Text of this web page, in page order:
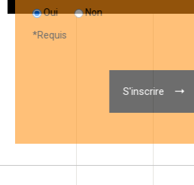
Oui Non
*Requis